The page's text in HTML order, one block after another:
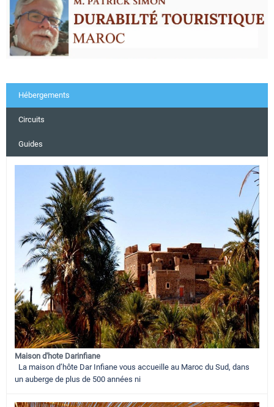
Hébergements
Circuits
Guides
Maison d'hote Darinfiane
La maison d’hôte Dar Infiane vous accueille au Maroc du Sud, dans
un auberge de plus de 500 années ni